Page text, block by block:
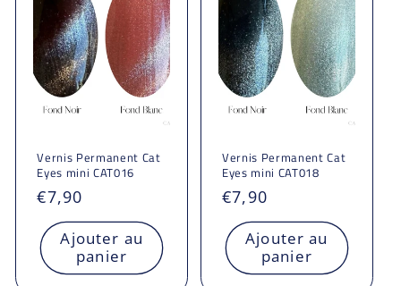
Vernis Permanent Cat
Eyes mini CAT016
Prix
habituel
€7,90
Ajouter au
panier
Vernis Permanent Cat
Eyes mini CAT018
Prix
habituel
€7,90
Ajouter au
panier